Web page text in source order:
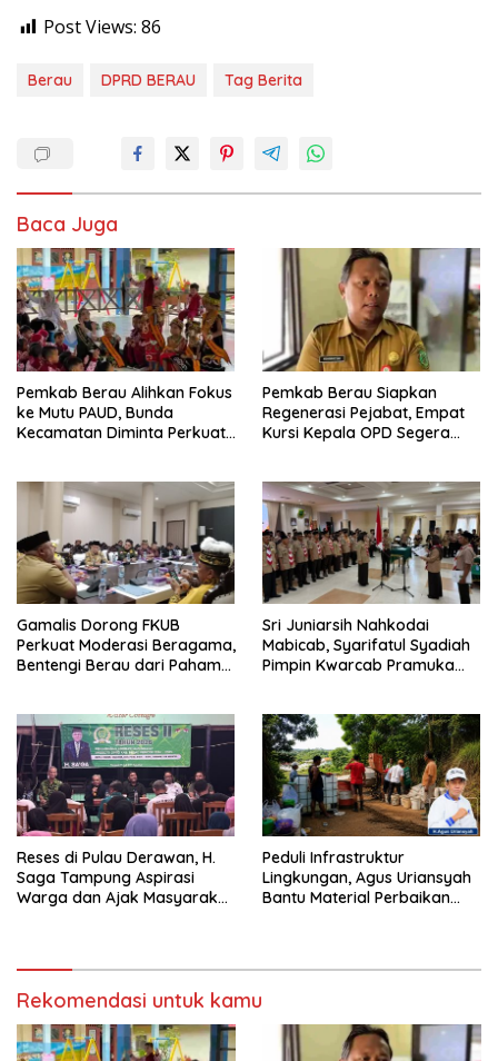
Post Views: 86
Berau DPRD BERAU Tag Berita
Baca Juga
Pemkab Berau Alihkan Fokus
ke Mutu PAUD, Bunda
Kecamatan Diminta Perkuat
Pemkab Berau Siapkan
Regenerasi Pejabat, Empat
Kursi Kepala OPD Segera
Gamalis Dorong FKUB
Perkuat Moderasi Beragama,
Bentengi Berau dari Paham
Sri Juniarsih Nahkodai
Mabicab, Syarifatul Syadiah
Pimpin Kwarcab Pramuka
Reses di Pulau Derawan, H.
Saga Tampung Aspirasi
Warga dan Ajak Masyarakat
Peduli Infrastruktur
Lingkungan, Agus Uriansyah
Bantu Material Perbaikan
Rekomendasi untuk kamu